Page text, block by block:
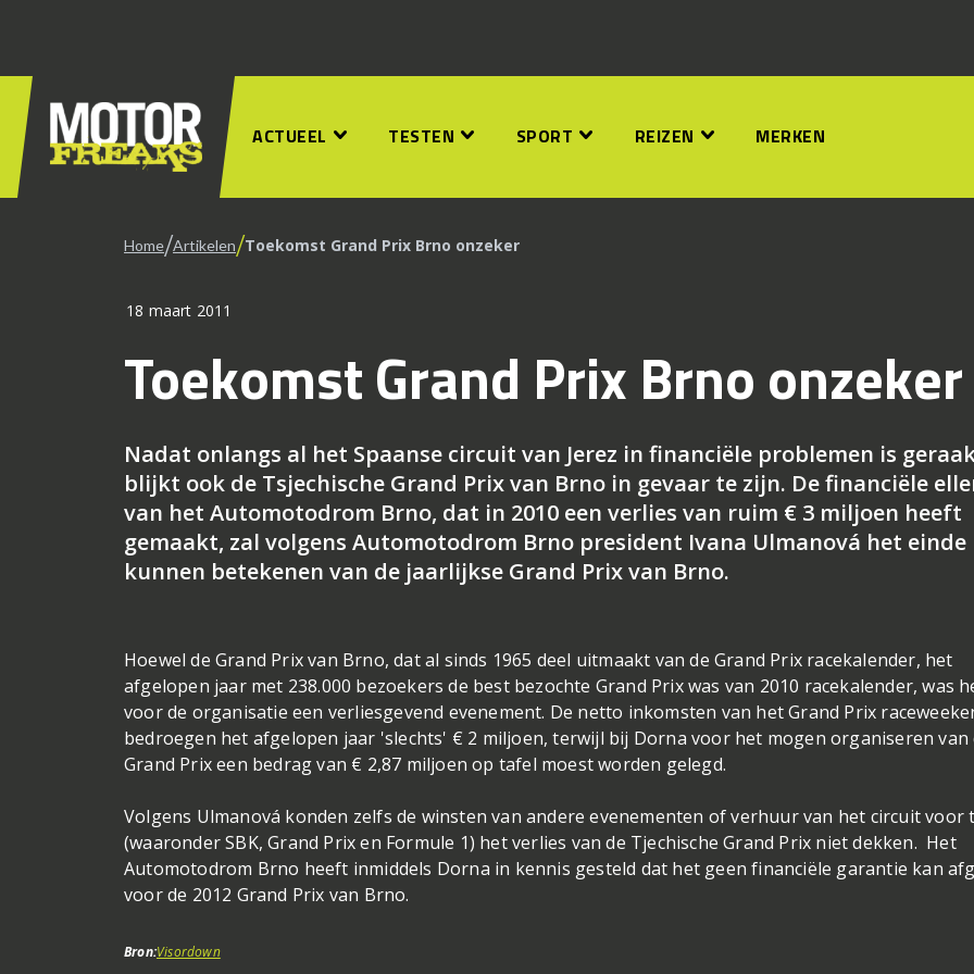
ACTUEEL TESTEN SPORT REIZEN MERKEN
Home/Artikelen/Toekomst Grand Prix Brno onzeker
18 maart 2011
Toekomst Grand Prix Brno onzeker
Nadat onlangs al het Spaanse circuit van Jerez in financiële problemen is
blijkt ook de Tsjechische Grand Prix van Brno in gevaar te zijn. De financiële
van het Automotodrom Brno, dat in 2010 een verlies van ruim € 3 miljoen heeft
gemaakt, zal volgens Automotodrom Brno president Ivana Ulmanová het einde
kunnen betekenen van de jaarlijkse Grand Prix van Brno.
Hoewel de Grand Prix van Brno, dat al sinds 1965 deel uitmaakt van de Grand Prix racekalender, het
afgelopen jaar met 238.000 bezoekers de best bezochte Grand Prix was van 2010 racekalender, was
voor de organisatie een verliesgevend evenement. De netto inkomsten van het Grand Prix
bedroegen het afgelopen jaar 'slechts' € 2 miljoen, terwijl bij Dorna voor het mogen organiseren van
Grand Prix een bedrag van € 2,87 miljoen op tafel moest worden gelegd.
Volgens Ulmanová konden zelfs de winsten van andere evenementen of verhuur van het circuit voor
(waaronder SBK, Grand Prix en Formule 1) het verlies van de Tjechische Grand Prix niet dekken. Het
Automotodrom Brno heeft inmiddels Dorna in kennis gesteld dat het geen financiële garantie kan
voor de 2012 Grand Prix van Brno.
Bron:Visordown